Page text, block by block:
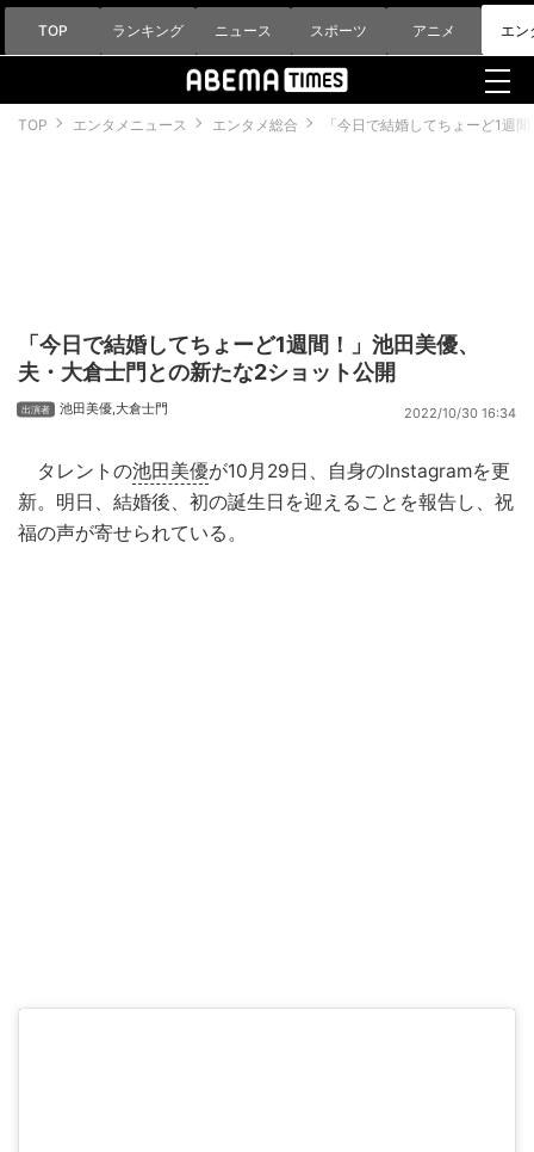
TOP ランキング ニュース スポーツ アニメ エン
TOP エンタメニュース エンタメ総合 「今日で結婚してちょーど1週
「今日で結婚してちょーど1週間！」池田美優、
夫・大倉士門との新たな2ショット公開
池田美優,大倉士門 2022/10/30 16:34
タレントの池田美優が10月29日、自身のInstagramを更
新。明日、結婚後、初の誕生日を迎えることを報告し、祝
福の声が寄せられている。